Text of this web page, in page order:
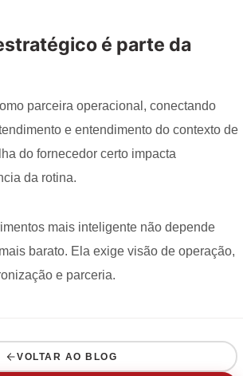
é parte da
parceira operacional, conectando
e entendimento do contexto de
do fornecedor certo impacta
da rotina.
mais inteligente não depende
barato. Ela exige visão de operação,
e parceria.
VOLTAR AO BLOG